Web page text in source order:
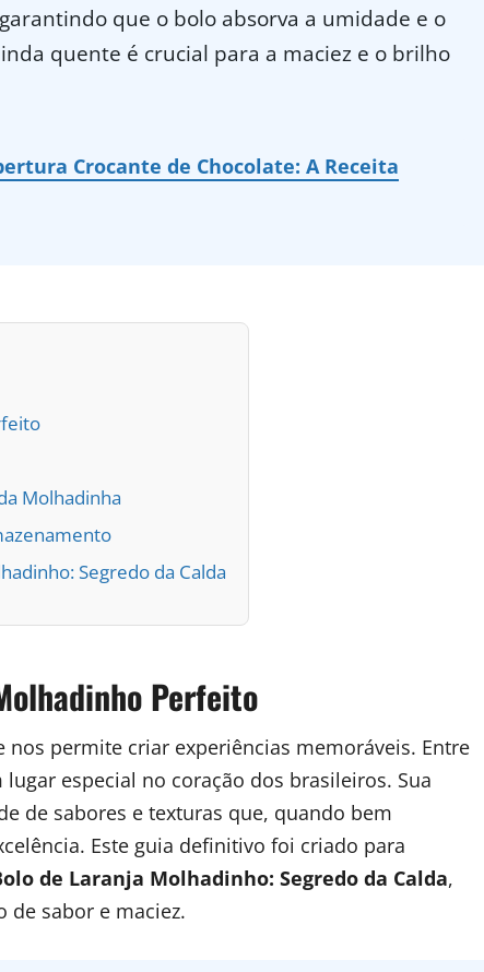
que o bolo absorva a umidade e o
quente é crucial para a maciez e o brilho
Crocante de Chocolate: A Receita
Molhadinha
Segredo da Calda
Perfeito
permite criar experiências memoráveis. Entre
especial no coração dos brasileiros. Sua
de sabores e texturas que, quando bem
Este guia definitivo foi criado para
de Laranja Molhadinho: Segredo da Calda,
de sabor e maciez.